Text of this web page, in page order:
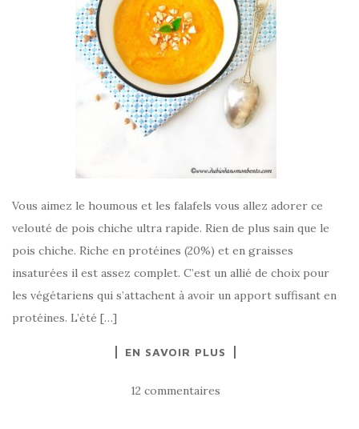
Vous aimez le houmous et les falafels vous allez adorer ce
velouté de pois chiche ultra rapide. Rien de plus sain que le
pois chiche. Riche en protéines (20%) et en graisses
insaturées il est assez complet. C’est un allié de choix pour
les végétariens qui s’attachent à avoir un apport suffisant en
protéines. L’été […]
EN SAVOIR PLUS
12 commentaires